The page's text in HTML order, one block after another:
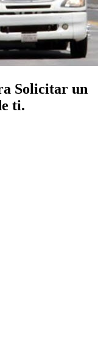
Solicitar un
ti.